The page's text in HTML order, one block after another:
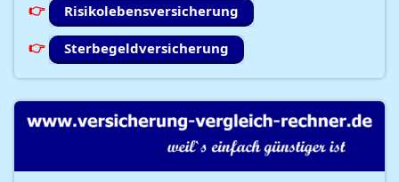
Risikolebensversicherung
Sterbegeldversicherung